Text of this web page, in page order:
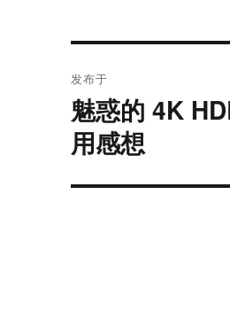
章
导
发布于
魅惑的 4K
用感想